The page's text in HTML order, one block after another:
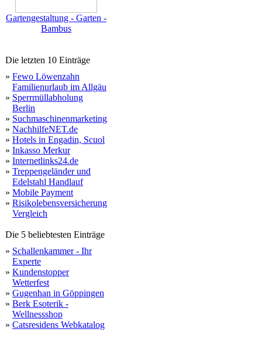
Gartengestaltung - Garten -
Bambus
Die letzten 10 Einträge
» Fewo Löwenzahn
Familienurlaub im Allgäu
» Sperrmüllabholung
Berlin
» Suchmaschinenmarketing
» NachhilfeNET.de
» Hotels in Engadin, Scuol
» Inkasso Merkur
» Internetlinks24.de
» Treppengeländer und
Edelstahl Handlauf
» Mobile Payment
» Risikolebensversicherung
Vergleich
Die 5 beliebtesten Einträge
» Schallenkammer - Ihr
Experte
» Kundenstopper
Wetterfest
» Gugenhan in Göppingen
» Berk Esoterik -
Wellnessshop
» Catsresidens Webkatalog